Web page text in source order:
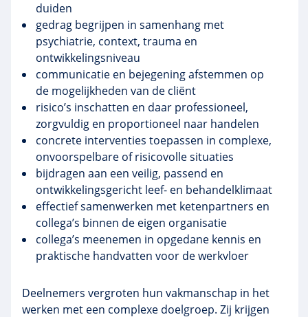
duiden
gedrag begrijpen in samenhang met
psychiatrie, context, trauma en
ontwikkelingsniveau
communicatie en bejegening afstemmen op
de mogelijkheden van de cliënt
risico’s inschatten en daar professioneel,
zorgvuldig en proportioneel naar handelen
concrete interventies toepassen in complexe,
onvoorspelbare of risicovolle situaties
bijdragen aan een veilig, passend en
ontwikkelingsgericht leef- en behandelklimaat
effectief samenwerken met ketenpartners en
collega’s binnen de eigen organisatie
collega’s meenemen in opgedane kennis en
praktische handvatten voor de werkvloer
Deelnemers vergroten hun vakmanschap in het
werken met een complexe doelgroep. Zij krijgen